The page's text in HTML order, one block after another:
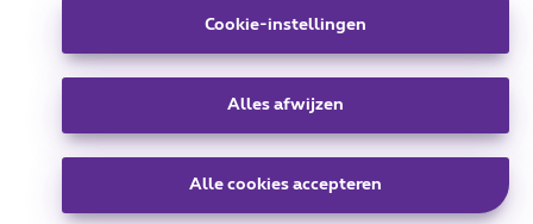
Deze website is gecreëerd en wordt beheerd conform het
Koning Albert II-laan 27 - B-1030 Brussel.
Carrier & Wholesale Solutions
Telindus
|Sitemap
Cookie-instellingen
Alles afwijzen
Alle cookies accepteren